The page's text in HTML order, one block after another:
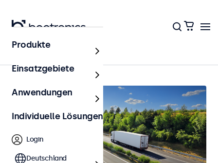
Startseite
Produkte
Einsatzgebiete
Anwendungen
Individuelle Lösungen
Login
Deutschland